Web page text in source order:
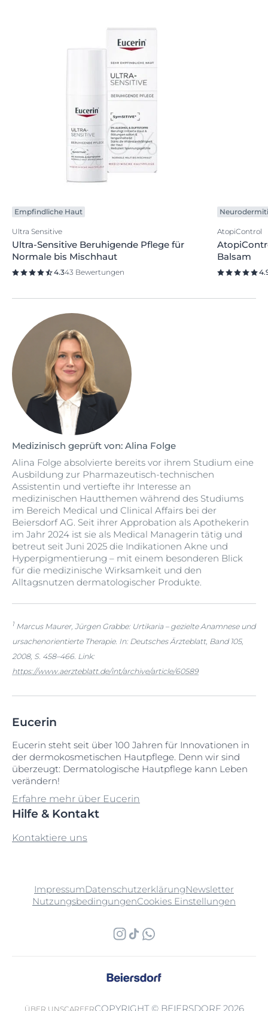
Empfindliche Haut
Ultra Sensitive
Ultra-Sensitive Beruhigende Pflege für
Normale bis Mischhaut
4.343 Bewertungen
AtopiControl
Balsam
Medizinisch geprüft von: Alina Folge
Alina Folge absolvierte bereits vor ihrem Studium eine
Ausbildung zur Pharmazeutisch-technischen
Assistentin und vertiefte ihr Interesse an
medizinischen Hautthemen während des Studiums
im Bereich Medical und Clinical Affairs bei der
Beiersdorf AG. Seit ihrer Approbation als Apothekerin
im Jahr 2024 ist sie als Medical Managerin tätig und
betreut seit Juni 2025 die Indikationen Akne und
Hyperpigmentierung – mit einem besonderen Blick
für die medizinische Wirksamkeit und den
Alltagsnutzen dermatologischer Produkte.
1 Marcus Maurer, Jürgen Grabbe: Urtikaria – gezielte Anamnese und
ursachenorientierte Therapie. In: Deutsches Ärzteblatt, Band 105,
2008, S. 458–466. Link:
https://www.aerzteblatt.de/int/archive/article/60589
Eucerin
Eucerin steht seit über 100 Jahren für Innovationen in
der dermokosmetischen Hautpflege. Denn wir sind
überzeugt: Dermatologische Hautpflege kann Leben
verändern!
Erfahre mehr über Eucerin
Hilfe & Kontakt
Kontaktiere uns
ImpressumDatenschutzerklärungNewsletter
NutzungsbedingungenCookies Einstellungen
ÜBER UNSCAREERCOPYRIGHT © BEIERSDORF 2026